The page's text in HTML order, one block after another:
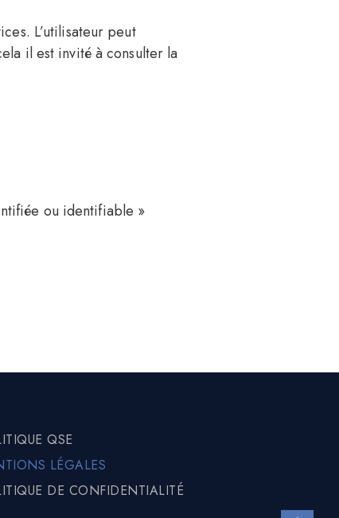
L’utilisateur peut
il est invité à consulter la
ou identifiable »
QSE
LÉGALES
DE CONFIDENTIALITÉ